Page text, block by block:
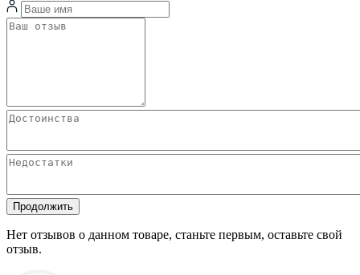
Продолжить
Нет отзывов о данном товаре, станьте первым, оставьте свой
отзыв.